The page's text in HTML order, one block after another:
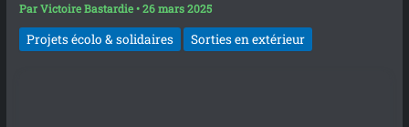
ParVictoire Bastardie•26 mars 2025
Projets écolo & solidaires Sorties en extérieur